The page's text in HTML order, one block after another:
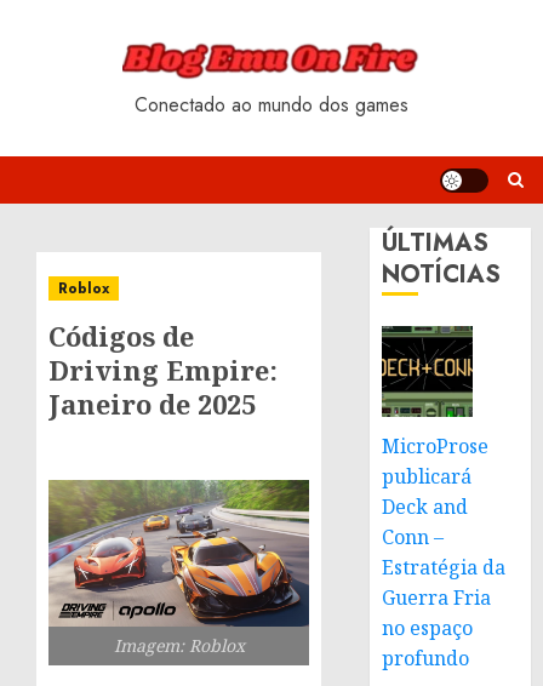
Conectado ao mundo dos games
Roblox
Códigos de
Driving Empire:
Janeiro de 2025
Imagem: Roblox
ÚLTIMAS
NOTÍCIAS
MicroProse
publicará
Deck and
Conn –
Estratégia da
Guerra Fria
no espaço
profundo